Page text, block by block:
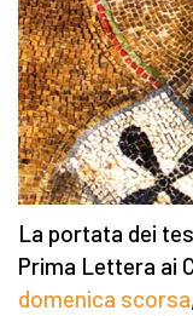
La portata dei
Prima Lettera ai
domenica scorsa